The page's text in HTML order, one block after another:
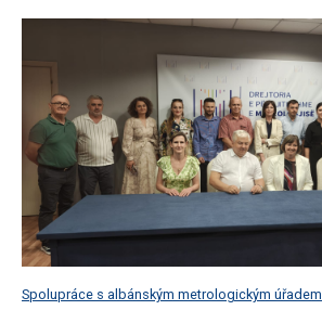
Spolupráce s albánským metrologickým úřadem